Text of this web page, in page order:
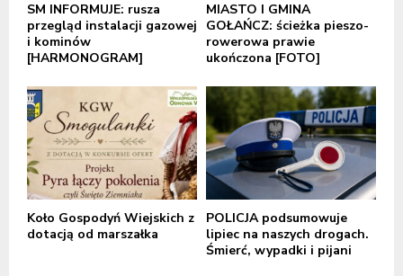
SM INFORMUJE: rusza
przegląd instalacji gazowej
i kominów
[HARMONOGRAM]
MIASTO I GMINA
GOŁAŃCZ: ścieżka pieszo-
rowerowa prawie
ukończona [FOTO]
Koło Gospodyń Wiejskich z
dotacją od marszałka
POLICJA podsumowuje
lipiec na naszych drogach.
Śmierć, wypadki i pijani